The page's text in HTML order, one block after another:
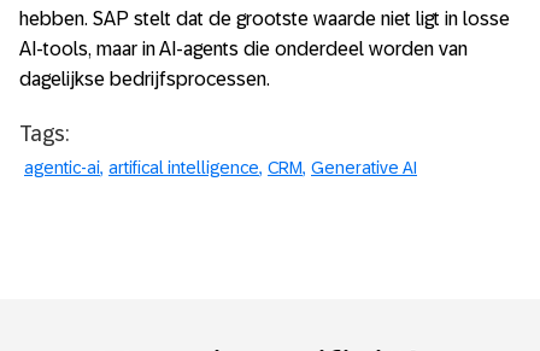
hebben. SAP stelt dat de grootste waarde niet ligt in losse
AI-tools, maar in AI-agents die onderdeel worden van
dagelijkse bedrijfsprocessen.
Tags:
agentic-ai artifical intelligence CRM Generative AI